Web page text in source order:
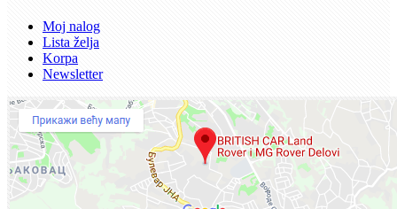
Moj nalog
Lista želja
Korpa
Newsletter